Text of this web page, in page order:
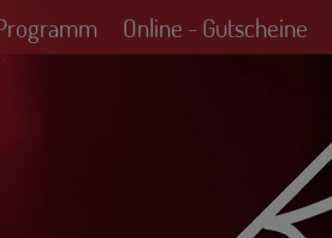
Online - Gutscheine